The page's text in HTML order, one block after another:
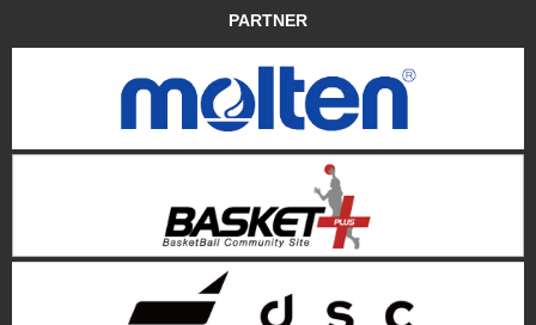
PARTNER